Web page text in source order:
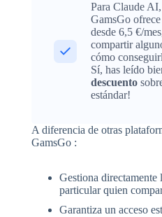
Para Claude
GamsGo ofrece
desde 6,5 €/
compartir
cómo
Sí, has leído
descuento
estándar!
A diferencia de otras
GamsGo :
Gestiona directamente
particular quien
Garantiza un acceso